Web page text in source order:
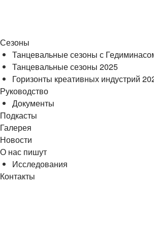
Сезоны
Танцевальные сезоны с
Танцевальные сезоны 2025
Горизонты креативных индустрий
Руководство
Документы
Подкасты
Галерея
Новости
О нас пишут
Исследования
Контакты